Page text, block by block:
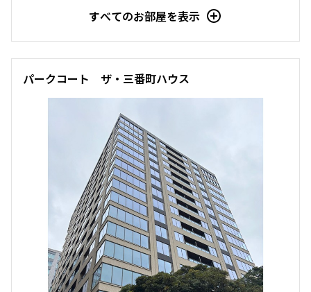
すべてのお部屋を表示
パークコート ザ・三番町ハウス